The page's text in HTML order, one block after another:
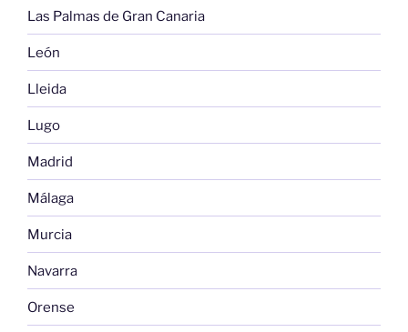
Las Palmas de Gran Canaria
León
Lleida
Lugo
Madrid
Málaga
Murcia
Navarra
Orense